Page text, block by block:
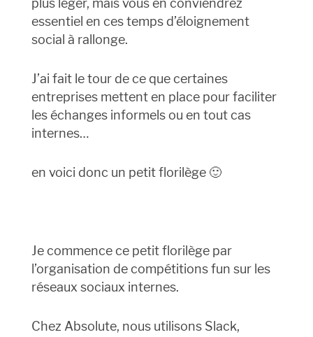
plus léger, mais vous en conviendrez
essentiel en ces temps d’éloignement
social à rallonge.
J’ai fait le tour de ce que certaines
entreprises mettent en place pour faciliter
les échanges informels ou en tout cas
internes…
en voici donc un petit florilège 🙂
Je commence ce petit florilège par
l’organisation de compétitions fun sur les
réseaux sociaux internes.
Chez Absolute, nous utilisons Slack,